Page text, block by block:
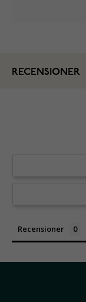
RECENSIONER
Recensioner